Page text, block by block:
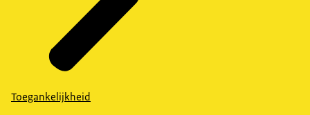
Toegankelijkheid